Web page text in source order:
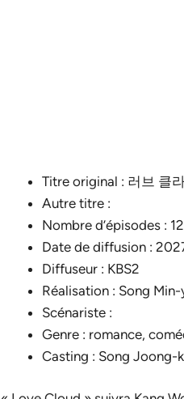
Titre original : 러브 클
Autre titre :
Nombre d’épisodes : 12
Date de diffusion :
Diffuseur : KBS2
Réalisation : Song
Scénariste :
Genre : romance,
Casting : Song Joong-